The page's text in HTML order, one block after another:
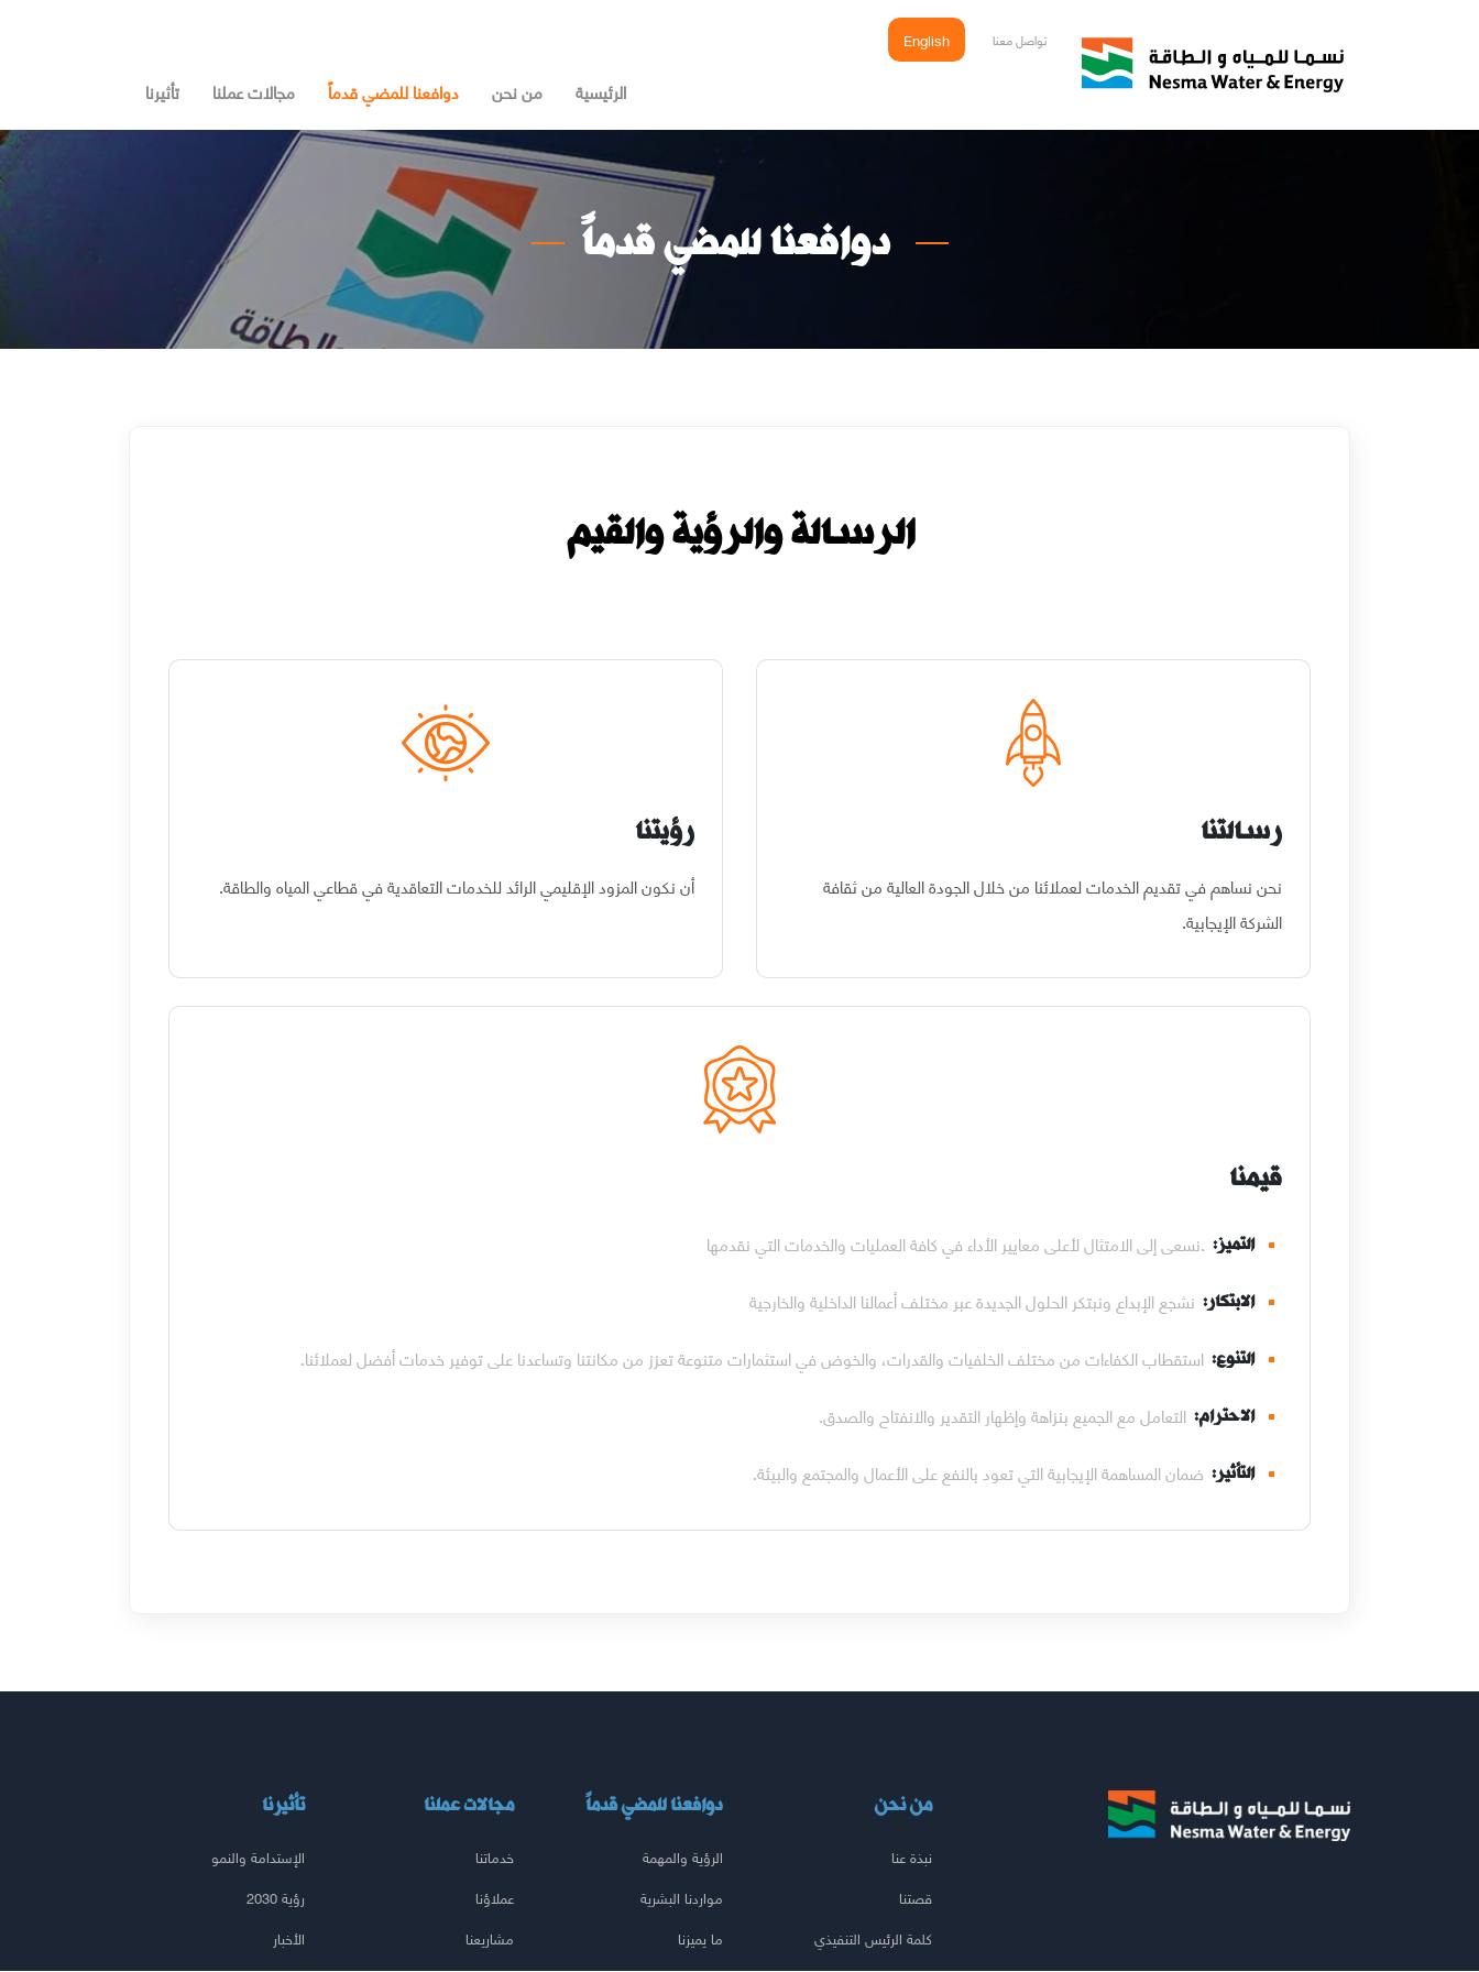
تواصل معنا English
الرئيسية من نحن دوافعنا للمضي قدماً مجالات عملنا تأثيرنا
دوافعناللمضيقدماً
الرسالة والرؤية والقيم
رسالتنا
نحن نساهم في تقديم الخدمات لعملائنا من خلال الجودة العالية من ثقافة
الشركة الإيجابية.
رؤيتنا
أن نكون المزود الإقليمي الرائد للخدمات التعاقدية في قطاعي المياه والطاقة.
قيمنا
التميز: .نسعى إلى الامتثال لأعلى معايير الأداء في كافة العمليات والخدمات التي نقدمها
الابتكار: نشجع الإبداع ونبتكر الحلول الجديدة عبر مختلف أعمالنا الداخلية والخارجية
التنوع: استقطاب الكفاءات من مختلف الخلفيات والقدرات، والخوض في استثمارات متنوعة تعزز من مكانتنا وتساعدنا على توفير خدمات أفضل لعملائنا.
الاحترام: التعامل مع الجميع بنزاهة وإظهار التقدير والانفتاح والصدق.
التأثير: ضمان المساهمة الإيجابية التي تعود بالنفع على الأعمال والمجتمع والبيئة.
من نحن
نبذة عنا
قصتنا
كلمة الرئيس التنفيذي
دوافعنا للمضي قدماً
الرؤية والمهمة
مواردنا البشرية
ما يميزنا
مجالات عملنا
خدماتنا
عملاؤنا
مشاريعنا
تأثيرنا
الإستدامة والنمو
رؤية 2030
الأخبار